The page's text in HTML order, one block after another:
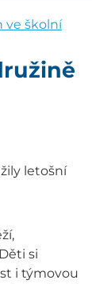
ve školní
letošní
si
i týmovou